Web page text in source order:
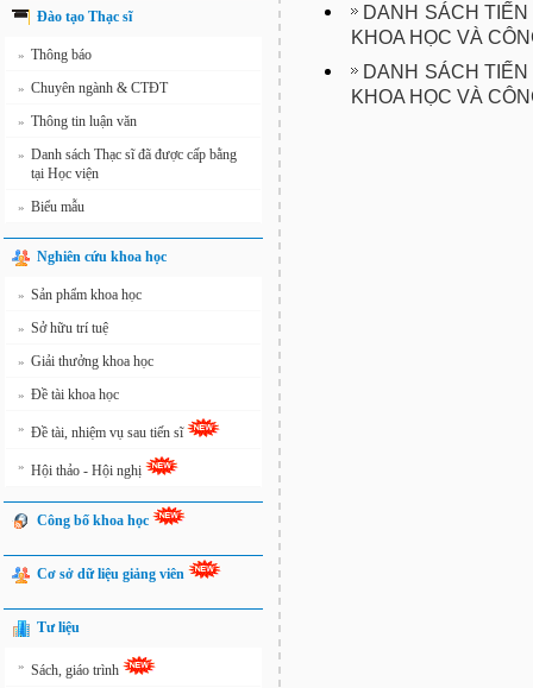
Đào tạo Thạc sĩ
» Thông báo
» Chuyên ngành & CTĐT
» Thông tin luận văn
» Danh sách Thạc sĩ đã được cấp bằng
tại Học viện
» Biểu mẫu
Nghiên cứu khoa học
» Sản phẩm khoa học
» Sở hữu trí tuệ
» Giải thưởng khoa học
» Đề tài khoa học
» Đề tài, nhiệm vụ sau tiến sĩ
» Hội thảo - Hội nghị
Công bố khoa học
Cơ sở dữ liệu giảng viên
Tư liệu
» Sách, giáo trình
DANH SÁCH
KHOA HỌC VÀ
DANH SÁCH
KHOA HỌC VÀ